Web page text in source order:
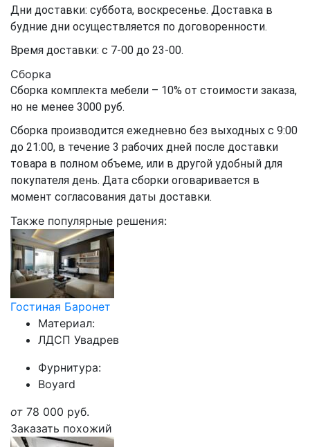
Дни доставки: суббота, воскресенье. Доставка в
будние дни осуществляется по договоренности.
Время доставки: с 7-00 до 23-00.
Сборка
Сборка комплекта мебели – 10% от стоимости заказа,
но не менее 3000 руб.
Сборка производится ежедневно без выходных с 9:00
до 21:00, в течение 3 рабочих дней после доставки
товара в полном объеме, или в другой удобный для
покупателя день. Дата сборки оговаривается в
момент согласования даты доставки.
Также популярные решения:
Гостиная Баронет
Материал:
ЛДСП Увадрев
Фурнитура:
Boyard
от 78 000 руб.
Заказать похожий